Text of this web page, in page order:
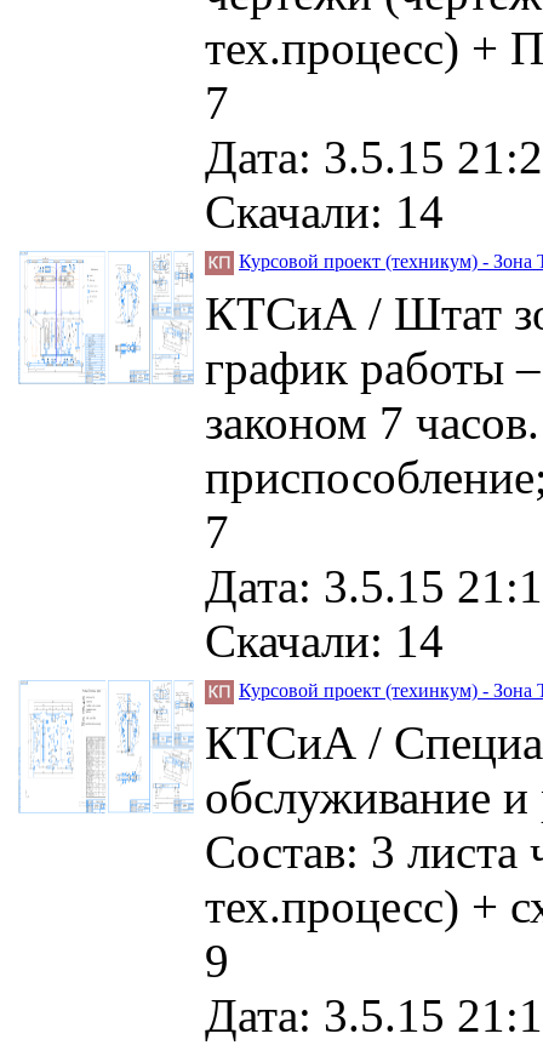
тех.процесс) +
7
Дата: 3.5.15
Скачали: 14
Курсовой проект (техникум) -
КТСиА / Штат
график работы
законом 7
7
Дата: 3.5.15
Скачали: 14
Курсовой проект (техинкум) -
КТСиА /
обслуживание и
Состав: 3
тех.процесс) +
9
Дата: 3.5.15